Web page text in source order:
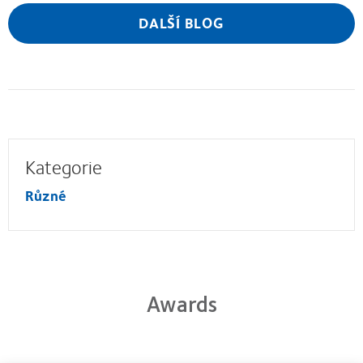
DALŠÍ BLOG
Kategorie
Různé
Awards